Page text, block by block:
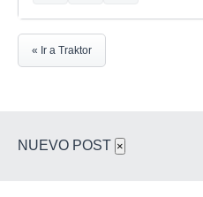
« Ir a Traktor
NUEVO POST ×